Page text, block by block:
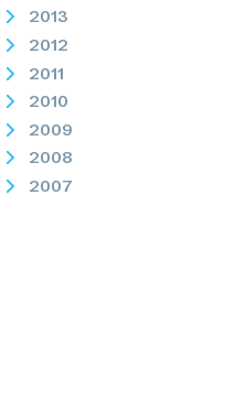
2013
2012
2011
2010
2009
2008
2007